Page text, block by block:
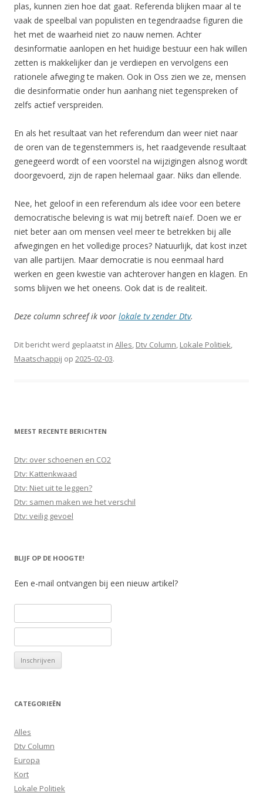
plas, kunnen zien hoe dat gaat. Referenda blijken maar al te
vaak de speelbal van populisten en tegendraadse figuren die
het met de waarheid niet zo nauw nemen. Achter
desinformatie aanlopen en het huidige bestuur een hak willen
zetten is makkelijker dan je verdiepen en vervolgens een
rationele afweging te maken. Ook in Oss zien we ze, mensen
die desinformatie onder hun aanhang niet tegenspreken of
zelfs actief verspreiden.
En als het resultaat van het referendum dan weer niet naar
de oren van de tegenstemmers is, het raadgevende resultaat
genegeerd wordt of een voorstel na wijzigingen alsnog wordt
doorgevoerd, zijn de rapen helemaal gaar. Niks dan ellende.
Nee, het geloof in een referendum als idee voor een betere
democratische beleving is wat mij betreft naïef. Doen we er
niet beter aan om mensen veel meer te betrekken bij alle
afwegingen en het volledige proces? Natuurlijk, dat kost inzet
van alle partijen. Maar democratie is nou eenmaal hard
werken en geen kwestie van achterover hangen en klagen. En
soms blijven we het oneens. Ook dat is de realiteit.
Deze column schreef ik voor lokale tv zender Dtv.
Dit bericht werd geplaatst in Alles, Dtv Column, Lokale Politiek,
Maatschappij op 2025-02-03.
MEEST RECENTE BERICHTEN
Dtv: over schoenen en CO2
Dtv: Kattenkwaad
Dtv: Niet uit te leggen?
Dtv: samen maken we het verschil
Dtv: veilig gevoel
BLIJF OP DE HOOGTE!
Een e-mail ontvangen bij een nieuw artikel?
CATEGORIEËN
Alles
Dtv Column
Europa
Kort
Lokale Politiek